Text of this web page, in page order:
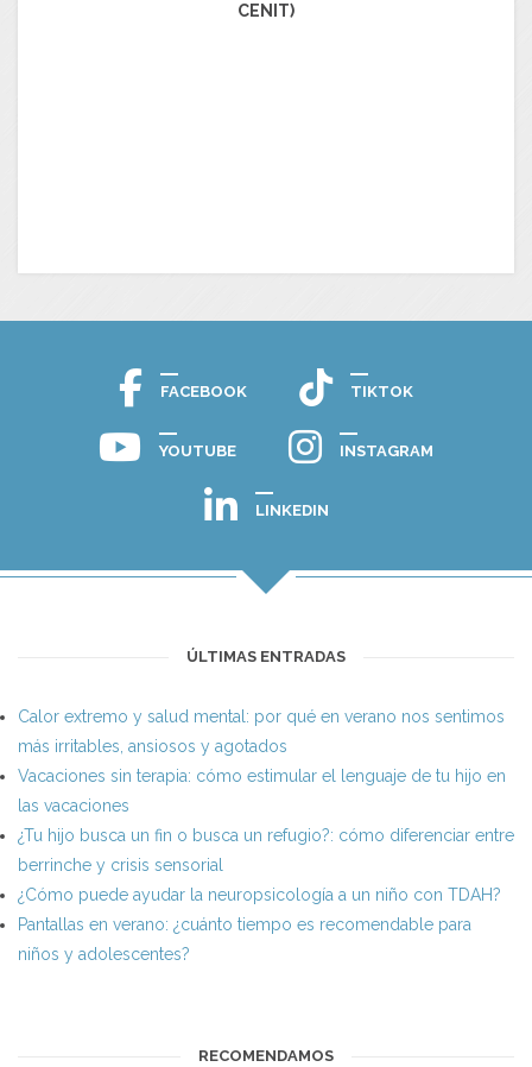
CENIT)
FACEBOOK TIKTOK
YOUTUBE INSTAGRAM
LINKEDIN
ÚLTIMAS ENTRADAS
Calor extremo y salud mental: por qué en verano nos sentimos
más irritables, ansiosos y agotados
Vacaciones sin terapia: cómo estimular el lenguaje de tu hijo en
las vacaciones
¿Tu hijo busca un fin o busca un refugio?: cómo diferenciar entre
berrinche y crisis sensorial
¿Cómo puede ayudar la neuropsicología a un niño con TDAH?
Pantallas en verano: ¿cuánto tiempo es recomendable para
niños y adolescentes?
RECOMENDAMOS